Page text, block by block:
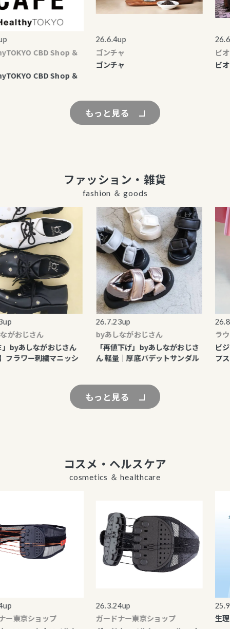
CBD Shop ＆
CBD Shop ＆
26.6.4up
ゴンチャ
ゴンチャ
ビオラ
ビオラ
もっと見る
ファッション・雑貨
fashion ＆ goods
おじさん
あしながおじさん
ワー刺繍マニッシ
26.7.23up
byあしながおじさん
「再値下げ」byあしながおじさ
ん 軽量｜厚底パデットサンダル
ラウナ
ビジ
プス
もっと見る
コスメ・ヘルスケア
cosmetics ＆ healthcare
京ショップ
26.3.24up
ガードナー東京ショップ
生理